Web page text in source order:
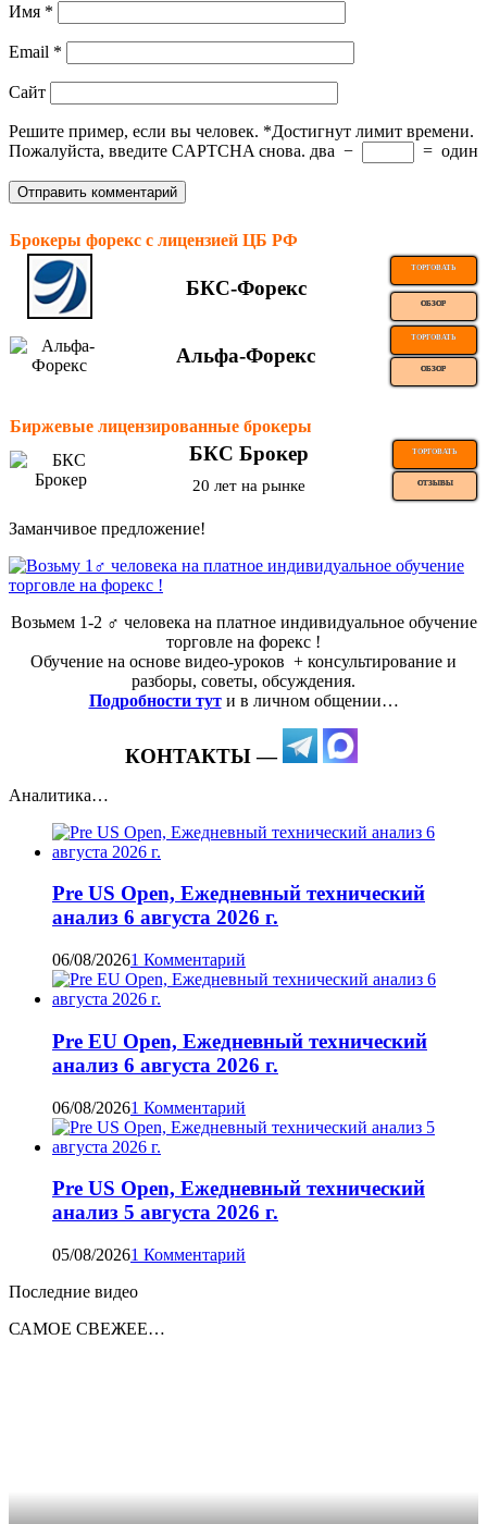
Имя *
Email *
Сайт
Решите пример, если вы человек. *Достигнут лимит времени.
Пожалуйста, введите CAPTCHA снова. два − = один
Брокеры форекс с лицензией ЦБ РФ
БКС-Форекс
ТОРГОВАТЬ
ОБЗОР
Альфа-Форекс
ТОРГОВАТЬ
ОБЗОР
Биржевые лицензированные брокеры
БКС Брокер ТОРГОВАТЬ
20 лет на рынке ОТЗЫВЫ
Заманчивое предложение!
Возьмем 1-2 ‍♂️ человека на платное индивидуальное обучение
торговле на форекс !
Обучение на основе видео-уроков ️ + консультирование и
разборы, советы, обсуждения.
Подробности тут и в личном общении…
КОНТАКТЫ —
Аналитика…
Pre US Open, Ежедневный технический
анализ 6 августа 2026 г.
06/08/20261 Комментарий
Pre EU Open, Ежедневный технический
анализ 6 августа 2026 г.
06/08/20261 Комментарий
Pre US Open, Ежедневный технический
анализ 5 августа 2026 г.
05/08/20261 Комментарий
Последние видео
САМОЕ СВЕЖЕЕ…